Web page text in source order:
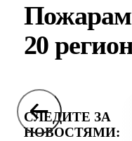
20
СЛЕДИТЕ ЗА
НОВОСТЯМИ: